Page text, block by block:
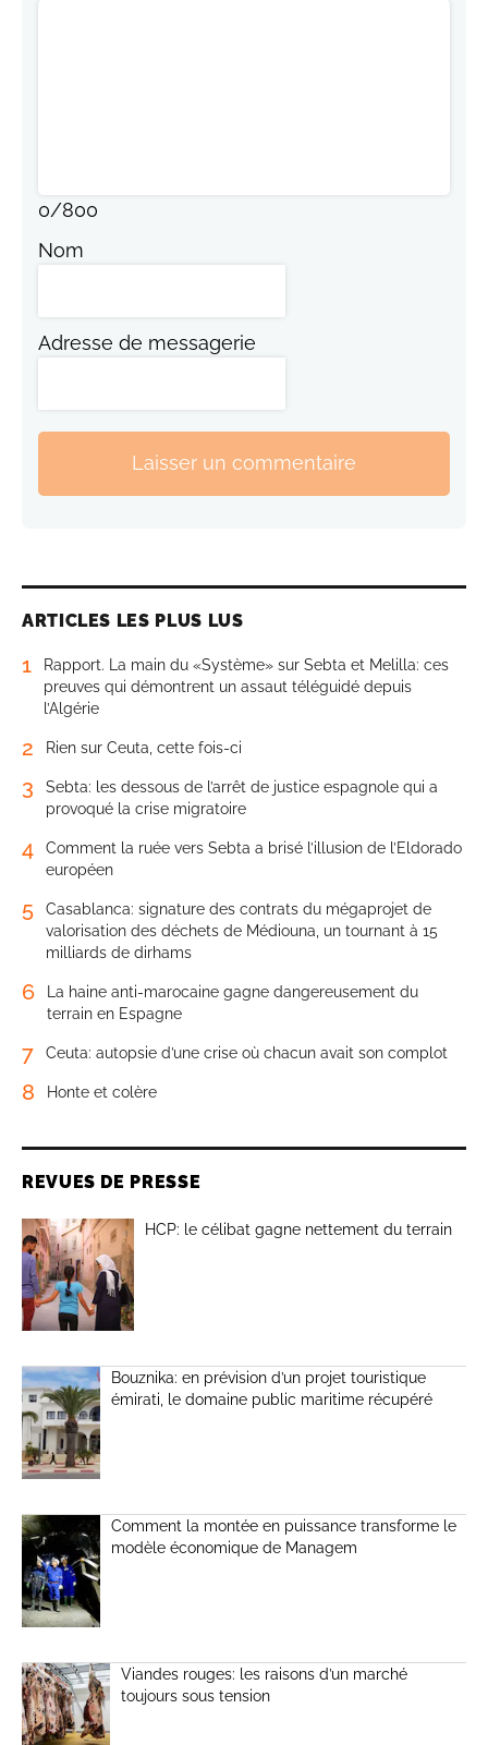
0/800
Nom
Adresse de messagerie
Laisser un commentaire
ARTICLES LES PLUS LUS
1
Rapport. La main du «Système» sur Sebta et Melilla: ces
preuves qui démontrent un assaut téléguidé depuis
l’Algérie
2 Rien sur Ceuta, cette fois-ci
3
Sebta: les dessous de l’arrêt de justice espagnole qui a
provoqué la crise migratoire
4
Comment la ruée vers Sebta a brisé l’illusion de l’Eldorado
européen
5
Casablanca: signature des contrats du mégaprojet de
valorisation des déchets de Médiouna, un tournant à 15
milliards de dirhams
6
La haine anti-marocaine gagne dangereusement du
terrain en Espagne
7 Ceuta: autopsie d’une crise où chacun avait son complot
8 Honte et colère
REVUES DE PRESSE
HCP: le célibat gagne nettement du terrain
Bouznika: en prévision d’un projet touristique
émirati, le domaine public maritime récupéré
Comment la montée en puissance transforme le
modèle économique de Managem
Viandes rouges: les raisons d’un marché
toujours sous tension